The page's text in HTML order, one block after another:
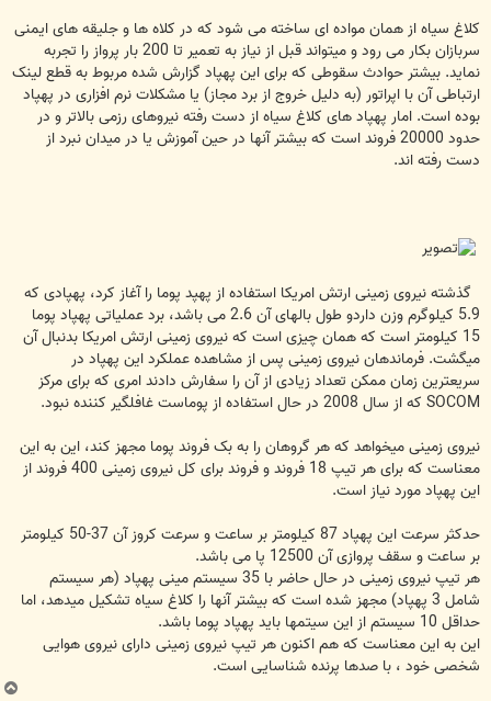
کلاغ سیاه از همان مواده ای ساخته می شود که در کلاه ها و جلیقه های ایمنی
سربازان بکار می رود و میتواند قبل از نیاز به تعمیر تا 200 بار پرواز را تجربه
نماید. بیشتر حوادث سقوطی که برای این پهپاد گزارش شده مربوط به قطع لینک
ارتباطی آن با اپراتور (به دلیل خروج از برد مجاز) یا مشکلات نرم افزاری در پهپاد
بوده است. امار پهپاد های کلاغ سیاه از دست رفته نیروهای رزمی بالاتر و در
حدود 20000 فروند است که بیشتر آنها در حین آموزش یا در میدان نبرد از
دست رفته اند.
گذشته نیروی زمینی ارتش امریکا استفاده از پهپد پوما را آغاز کرد، پهپادی که
5.9 کیلوگرم وزن داردو طول بالهای آن 2.6 می باشد، برد عملیاتی پهپاد پوما
15 کیلومتر است که همان چیزی است که نیروی زمینی ارتش امریکا بدنبال آن
میگشت. فرماندهان نیروی زمینی پس از مشاهده عملکرد این پهپاد در
سریعترین زمان ممکن تعداد زیادی از آن را سفارش دادند امری که برای مرکز
SOCOM که از سال 2008 در حال استفاده از پوماست غافلگیر کننده نبود.
نیروی زمینی میخواهد که هر گروهان را به بک فروند پوما مجهز کند، این به این
معناست که برای هر تیپ 18 فروند و فروند برای کل نیروی زمینی 400 فروند از
این پهپاد مورد نیاز است.
حدکثر سرعت این پهپاد 87 کیلومتر بر ساعت و سرعت کروز آن 37-50 کیلومتر
بر ساعت و سقف پروازی آن 12500 پا می باشد.
هر تیپ نیروی زمینی در حال حاضر با 35 سیستم مینی پهپاد (هر سیستم
شامل 3 پهپاد) مجهز شده است که بیشتر آنها را کلاغ سیاه تشکیل میدهد، اما
حداقل 10 سیستم از این سیتمها باید پهپاد پوما باشد.
این به این معناست که هم اکنون هر تیپ نیروی زمینی دارای نیروی هوایی
شخصی خود ، با صدها پرنده شناسایی است.